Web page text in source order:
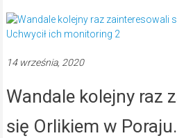
14 września, 2020
Wandale kolejny raz
się Orlikiem w